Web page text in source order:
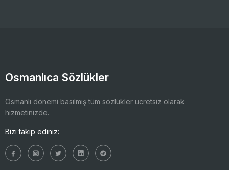
Osmanlıca Sözlükler
Osmanlı dönemi basılmış tüm sözlükler ücretsiz olarak
hizmetinizde.
Bizi takip ediniz: